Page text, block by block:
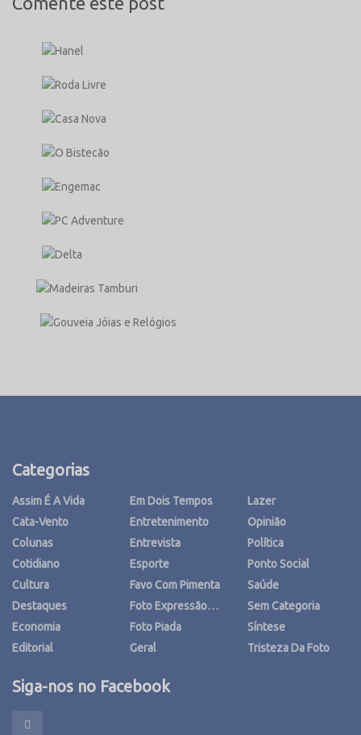
Categorias
Assim É A Vida
Cata-Vento
Colunas
Cotidiano
Cultura
Destaques
Economia
Editorial
Em Dois Tempos
Entretenimento
Entrevista
Esporte
Favo Com Pimenta
Foto Expressão…
Foto Piada
Geral
Lazer
Opinião
Política
Ponto Social
Saúde
Sem Categoria
Síntese
Tristeza Da Foto
Siga-nos no Facebook